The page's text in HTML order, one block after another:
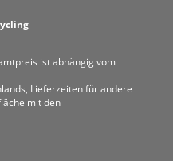
ist abhängig vom
Lieferzeiten für andere
mit den